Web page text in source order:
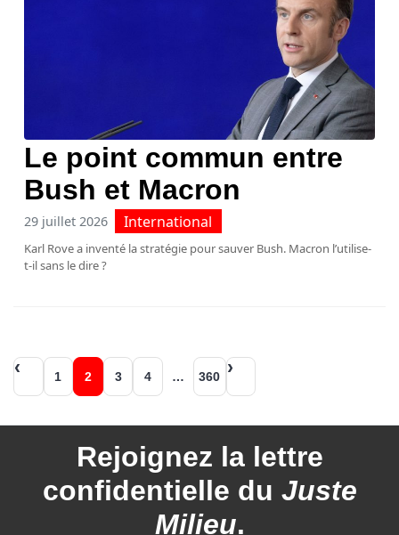
Le point commun entre
Bush et Macron
29 juillet 2026 International
Karl Rove a inventé la stratégie pour sauver Bush. Macron l’utilise-
t-il sans le dire ?
Navigation
des
articles
1 2 3 4 … 360
Rejoignez la lettre
confidentielle du Juste
Milieu.